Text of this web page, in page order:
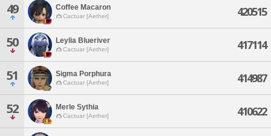
49 Coffee Macaron
Cactuar [Aether] 420515
50 Leylia Blueriver
Cactuar [Aether] 417114
51 Sigma Porphura
Cactuar [Aether] 414987
52 Merle Sythia
Cactuar [Aether] 410622